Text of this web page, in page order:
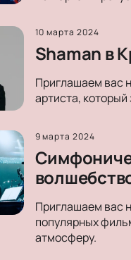
10 марта 2024
Shaman в
Приглашаем вас
артиста,
9 марта 2024
Приглашаем вас
популярных
атмосферу.